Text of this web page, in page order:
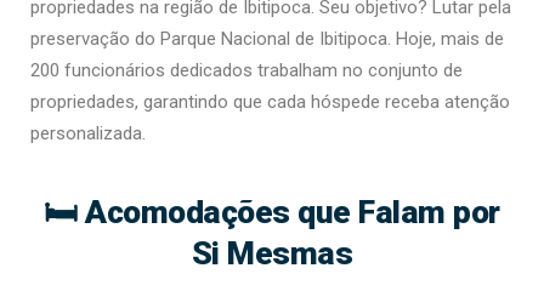
propriedades na região de Ibitipoca. Seu objetivo? Lutar pela
preservação do Parque Nacional de Ibitipoca. Hoje, mais de
200 funcionários dedicados trabalham no conjunto de
propriedades, garantindo que cada hóspede receba atenção
personalizada.
🛏️ Acomodações que Falam por
Si Mesmas